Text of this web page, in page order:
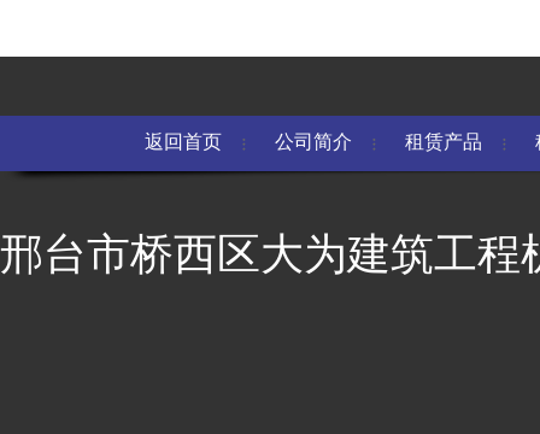
返回首页 公司简介 租赁产品
邢台市桥西区大为建筑工程